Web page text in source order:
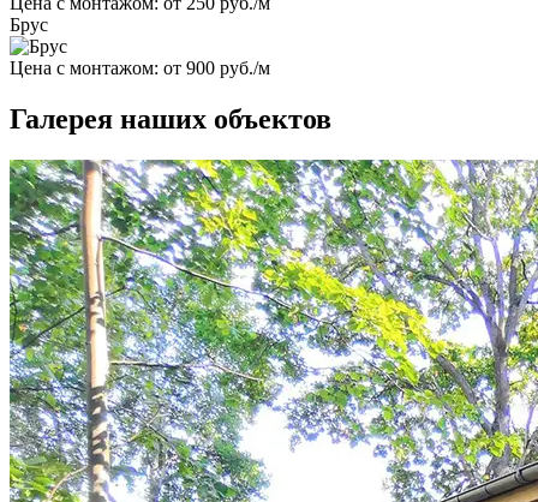
Брус
Цена с монтажом: от 900 руб./м
Галерея наших объектов